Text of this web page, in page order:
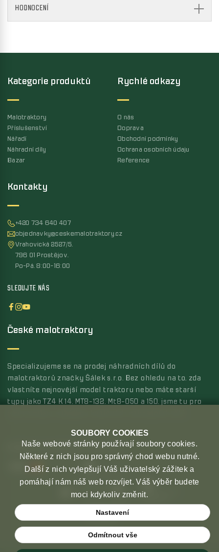
HODNOCENÍ
Kontakty
+420 734 640 407
objednavky@ceskemalotraktory.cz
Vrahovická 2527/5,
796 01 Prostějov,
Po-Pá, 8:00-16:00
SLEDUJTE NÁS
Kategorie produktů
Malotraktory
Příslušenství
Nářadí
Náhradní díly
Bazar
Rychlé odkazy
O nás
Doprava
Obchodní podmínky
Ochrana osobních údaju
Reference
České malotraktory
Specializujeme se na prodej náhradních dílů do
malotraktorů značky Šálek s.r.o. Bez ohledu na to, zda
vlastníte nejnovější model traktoru nebo máte starší
typy jako TZ4 K 14, MT8-132, Mt8-050 a 150, jsme tu pro
MOŽNOSTI PLATBYMOŽNOSTI DOPRAVY
SOUBORY COOKIES
Naše webové stránky používají soubory cookies.
Některé z nich jsou pro správný chod webu nutné.
Další z nich vylepšují Váš uživatelský zážitek a
pomáhají nám náš web rozvíjet. Váš výběr budete
moci kdykoliv změnit.
Nastavení
Odmítnout vše